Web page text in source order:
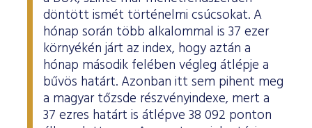
döntött ismét történelmi csúcsokat. A
hónap során több alkalommal is 37 ezer
környékén járt az index, hogy aztán a
hónap második felében végleg átlépje a
bűvös határt. Azonban itt sem pihent meg
a magyar tőzsde részvényindexe, mert a
37 ezres határt is átlépve 38 092 ponton